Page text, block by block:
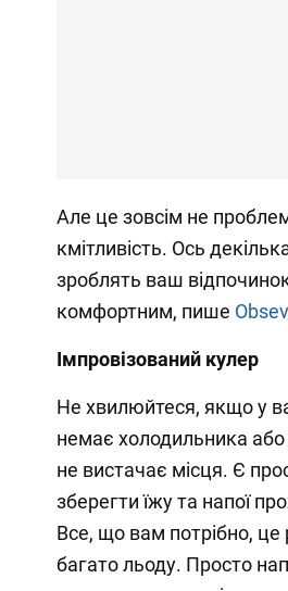
Але це зовсім не
кмітливість. Ось
зроблять ваш
комфортним, пише
Імпровізований кулер
Не хвилюйтеся, якщо у
немає холодильника
не вистачає місця. Є
зберегти їжу та напої
Все, що вам потрібно, це
багато льоду. Просто